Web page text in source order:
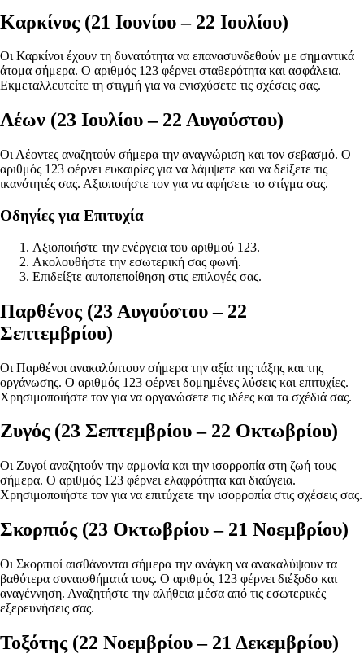
Καρκίνος (21 Ιουνίου – 22 Ιουλίου)
Οι Καρκίνοι έχουν τη δυνατότητα να επανασυνδεθούν με σημαντικά
άτομα σήμερα. Ο αριθμός 123 φέρνει σταθερότητα και ασφάλεια.
Εκμεταλλευτείτε τη στιγμή για να ενισχύσετε τις σχέσεις σας.
Λέων (23 Ιουλίου – 22 Αυγούστου)
Οι Λέοντες αναζητούν σήμερα την αναγνώριση και τον σεβασμό. Ο
αριθμός 123 φέρνει ευκαιρίες για να λάμψετε και να δείξετε τις
ικανότητές σας. Αξιοποιήστε τον για να αφήσετε το στίγμα σας.
Οδηγίες για Επιτυχία
Αξιοποιήστε την ενέργεια του αριθμού 123.
Ακολουθήστε την εσωτερική σας φωνή.
Επιδείξτε αυτοπεποίθηση στις επιλογές σας.
Παρθένος (23 Αυγούστου – 22
Σεπτεμβρίου)
Οι Παρθένοι ανακαλύπτουν σήμερα την αξία της τάξης και της
οργάνωσης. Ο αριθμός 123 φέρνει δομημένες λύσεις και επιτυχίες.
Χρησιμοποιήστε τον για να οργανώσετε τις ιδέες και τα σχέδιά σας.
Ζυγός (23 Σεπτεμβρίου – 22 Οκτωβρίου)
Οι Ζυγοί αναζητούν την αρμονία και την ισορροπία στη ζωή τους
σήμερα. Ο αριθμός 123 φέρνει ελαφρότητα και διαύγεια.
Χρησιμοποιήστε τον για να επιτύχετε την ισορροπία στις σχέσεις σας.
Σκορπιός (23 Οκτωβρίου – 21 Νοεμβρίου)
Οι Σκορπιοί αισθάνονται σήμερα την ανάγκη να ανακαλύψουν τα
βαθύτερα συναισθήματά τους. Ο αριθμός 123 φέρνει διέξοδο και
αναγέννηση. Αναζητήστε την αλήθεια μέσα από τις εσωτερικές
εξερευνήσεις σας.
Τοξότης (22 Νοεμβρίου – 21 Δεκεμβρίου)